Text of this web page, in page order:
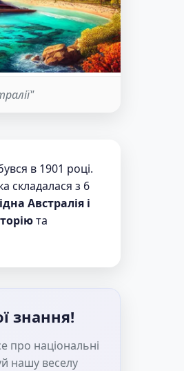
в 1901 році.
складалася з 6
Австралія і
та
знання!
про національні
нашу веселу